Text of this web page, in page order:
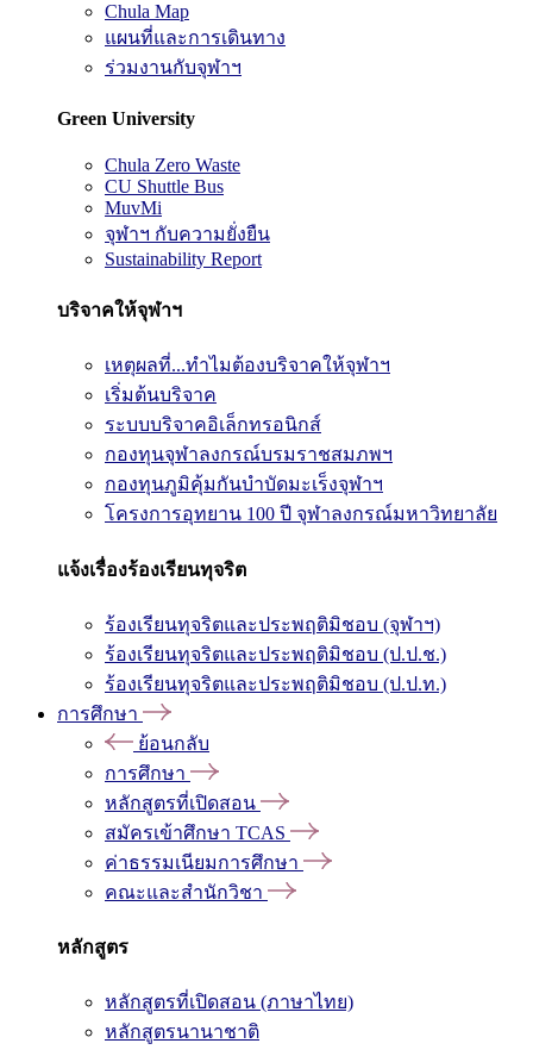
Chula Map
แผนที่และการเดินทาง
ร่วมงานกับจุฬาฯ
Green University
Chula Zero Waste
CU Shuttle Bus
MuvMi
จุฬาฯ กับความยั่งยืน
Sustainability Report
บริจาคให้จุฬาฯ
เหตุผลที่...ทำไมต้องบริจาคให้จุฬาฯ
เริ่มต้นบริจาค
ระบบบริจาคอิเล็กทรอนิกส์
กองทุนจุฬาลงกรณ์บรมราชสมภพฯ
กองทุนภูมิคุ้มกันบำบัดมะเร็งจุฬาฯ
โครงการอุทยาน 100 ปี จุฬาลงกรณ์มหาวิทยาลัย
แจ้งเรื่องร้องเรียนทุจริต
ร้องเรียนทุจริตและประพฤติมิชอบ (จุฬาฯ)
ร้องเรียนทุจริตและประพฤติมิชอบ (ป.ป.ช.)
ร้องเรียนทุจริตและประพฤติมิชอบ (ป.ป.ท.)
การศึกษา
ย้อนกลับ
การศึกษา
หลักสูตรที่เปิดสอน
สมัครเข้าศึกษา TCAS
ค่าธรรมเนียมการศึกษา
คณะและสำนักวิชา
หลักสูตร
หลักสูตรที่เปิดสอน (ภาษาไทย)
หลักสูตรนานาชาติ